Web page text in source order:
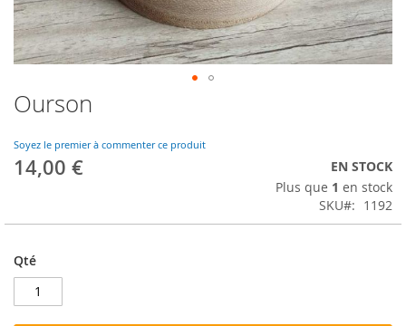
Skip
to
beginning
of
gallery
Ourson
Soyez le premier à commenter ce produit
14,00 €
EN STOCK
Plus que 1 en stock
SKU
1192
Qté